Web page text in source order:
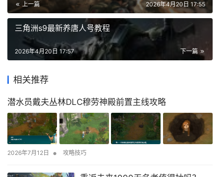
上一篇 2026年4月20日 17:55
三角洲s9最新养唐人号教程
下一篇
2026年4月20日 17:57
相关推荐
潜水员戴夫丛林DLC穆劳神殿前置主线攻略
2026年7月12日 • 攻略技巧